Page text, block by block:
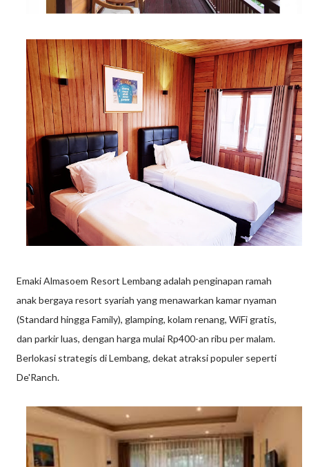
Emaki Almasoem Resort Lembang adalah penginapan ramah
anak bergaya resort syariah yang menawarkan kamar nyaman
(Standard hingga Family), glamping, kolam renang, WiFi gratis,
dan parkir luas, dengan harga mulai Rp400-an ribu per malam.
Berlokasi strategis di Lembang, dekat atraksi populer seperti
De'Ranch.